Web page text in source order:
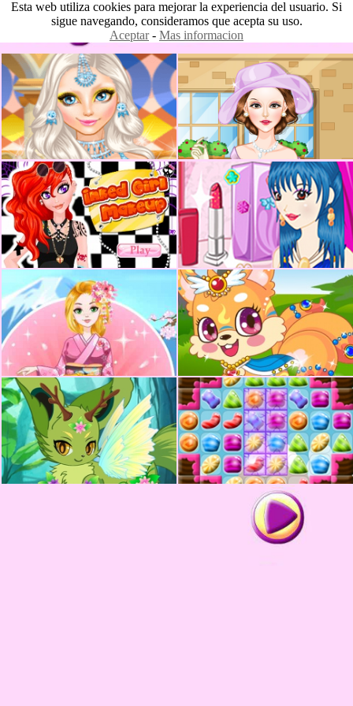
Esta web utiliza cookies para mejorar la experiencia del usuario. Si
sigue navegando, consideramos que acepta su uso.
Aceptar- Mas informacion